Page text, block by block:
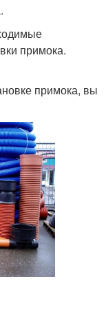
примока.
примока, вы